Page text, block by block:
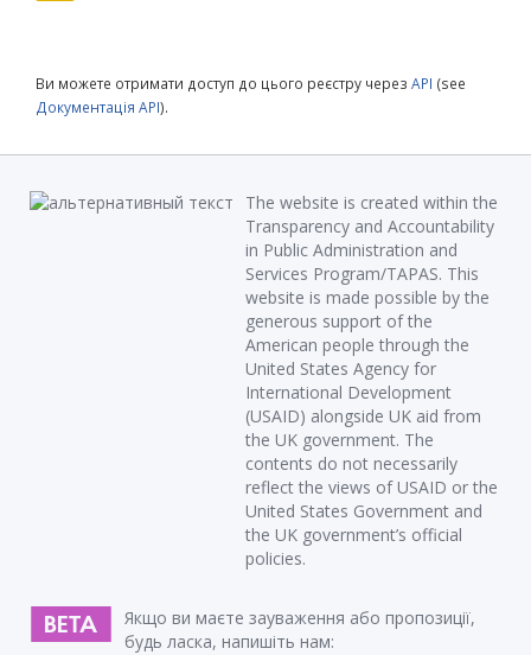
Ви можете отримати доступ до цього реєстру через API (see
Документація API).
The website is created within the
Transparency and Accountability
in Public Administration and
Services Program/TAPAS. This
website is made possible by the
generous support of the
American people through the
United States Agency for
International Development
(USAID) alongside UK aid from
the UK government. The
contents do not necessarily
reflect the views of USAID or the
United States Government and
the UK government’s official
policies.
Якщо ви маєте зауваження або пропозиції,
будь ласка, напишіть нам: